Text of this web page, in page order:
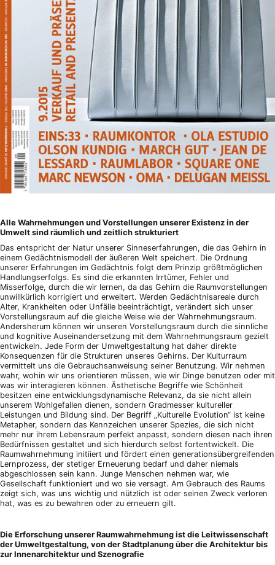
Alle Wahrnehmungen und Vorstellungen unserer Existenz in der
Umwelt sind räumlich und zeitlich strukturiert
Das entspricht der Natur unserer Sinneserfahrungen, die das Gehirn in
einem Gedächtnismodell der äußeren Welt speichert. Die Ordnung
unserer Erfahrungen im Gedächtnis folgt dem Prinzip größtmöglichen
Handlungserfolgs. Es sind die erkannten Irrtümer, Fehler und
Misserfolge, durch die wir lernen, da das Gehirn die Raumvorstellungen
unwillkürlich korrigiert und erweitert. Werden Gedächtnisareale durch
Alter, Krankheiten oder Unfälle beeinträchtigt, verändert sich unser
Vorstellungsraum auf die gleiche Weise wie der Wahrnehmungsraum.
Andersherum können wir unseren Vorstellungsraum durch die sinnliche
und kognitive Auseinandersetzung mit dem Wahrnehmungsraum gezielt
entwickeln. Jede Form der Umweltgestaltung hat daher direkte
Konsequenzen für die Strukturen unseres Gehirns. Der Kulturraum
vermittelt uns die Gebrauchsanweisung seiner Benutzung. Wir nehmen
wahr, wohin wir uns orientieren müssen, wie wir Dinge benutzen oder mit
was wir interagieren können. Ästhetische Begriffe wie Schönheit
besitzen eine entwicklungsdynamische Relevanz, da sie nicht allein
unserem Wohlgefallen dienen, sondern Gradmesser kultureller
Leistungen und Bildung sind. Der Begriff „Kulturelle Evolution“ ist keine
Metapher, sondern das Kennzeichen unserer Spezies, die sich nicht
mehr nur ihrem Lebensraum perfekt anpasst, sondern diesen nach ihren
Bedürfnissen gestaltet und sich hierdurch selbst fortentwickelt. Die
Raumwahrnehmung initiiert und fördert einen generationsübergreifenden
Lernprozess, der stetiger Erneuerung bedarf und daher niemals
abgeschlossen sein kann. Junge Menschen nehmen war, wie
Gesellschaft funktioniert und wo sie versagt. Am Gebrauch des Raums
zeigt sich, was uns wichtig und nützlich ist oder seinen Zweck verloren
hat, was es zu bewahren oder zu erneuern gilt.
Die Erforschung unserer Raumwahrnehmung ist die Leitwissenschaft
der Umweltgestaltung, von der Stadtplanung über die Architektur bis
zur Innenarchitektur und Szenografie